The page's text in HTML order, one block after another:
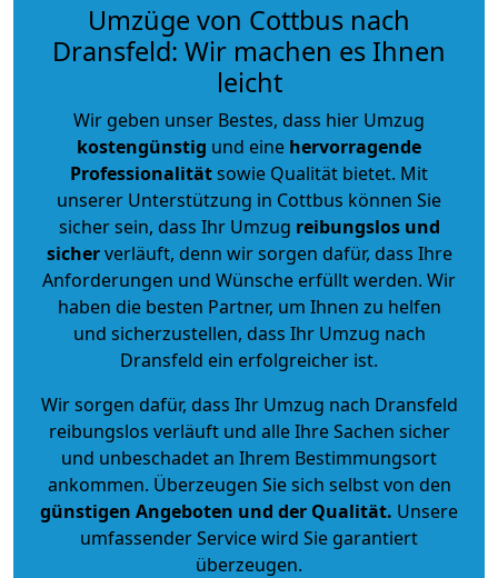
Umzüge von Cottbus nach
Dransfeld: Wir machen es Ihnen
leicht
Wir geben unser Bestes, dass hier Umzug
kostengünstig und eine hervorragende
Professionalitätsowie Qualität bietet. Mit
unserer Unterstützung in Cottbus können Sie
sicher sein, dass Ihr Umzug reibungslos und
sicherverläuft, denn wir sorgen dafür, dass Ihre
Anforderungen und Wünsche erfüllt werden. Wir
haben die besten Partner, um Ihnen zu helfen
und sicherzustellen, dass Ihr Umzug nach
Dransfeld ein erfolgreicher ist.
Wir sorgen dafür, dass Ihr Umzug nach Dransfeld
reibungslos verläuft und alle Ihre Sachen sicher
und unbeschadet an Ihrem Bestimmungsort
ankommen. Überzeugen Sie sich selbst von den
günstigen Angeboten und der Qualität. Unsere
umfassender Service wird Sie garantiert
überzeugen.